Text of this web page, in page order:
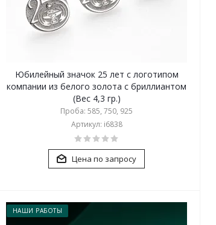
Юбилейный значок 25 лет с логотипом
компании из белого золота с бриллиантом
(Вес 4,3 гр.)
Проба: 585, 750, 925
Артикул: i6838
Цена по запросу
НАШИ РАБОТЫ